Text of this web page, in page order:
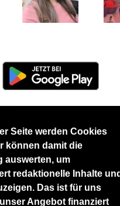
Seite werden Cookies
können damit die
auswerten, um
redaktionelle Inhalte und
Das ist für uns
Angebot finanziert
Zuschriften/
AGB
mit uns auf
anderen Websites